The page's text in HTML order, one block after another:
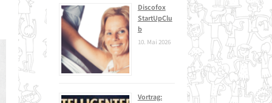
Discofox
StartUpClu
b
10. Mai 2026
Vortrag: